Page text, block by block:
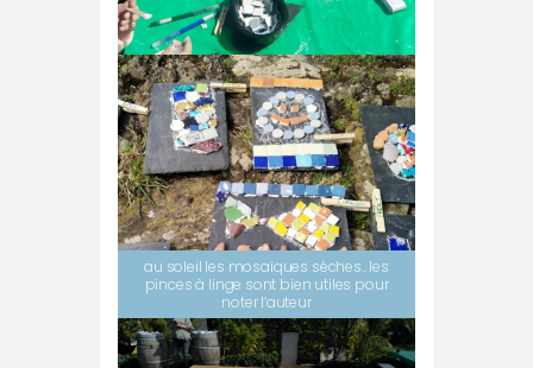
au soleil les mosaïques séches.. les
pinces à linge sont bien utiles pour
noter l’auteur